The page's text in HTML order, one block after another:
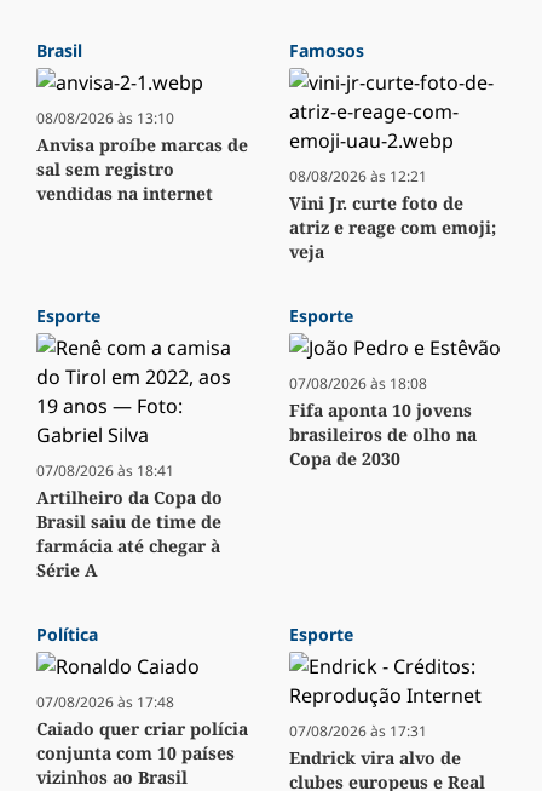
Brasil
08/08/2026 às 13:10
Anvisa proíbe marcas de
sal sem registro
vendidas na internet
Famosos
08/08/2026 às 12:21
Vini Jr. curte foto de
atriz e reage com emoji;
veja
Esporte
07/08/2026 às 18:41
Artilheiro da Copa do
Brasil saiu de time de
farmácia até chegar à
Série A
Esporte
07/08/2026 às 18:08
Fifa aponta 10 jovens
brasileiros de olho na
Copa de 2030
Política
07/08/2026 às 17:48
Caiado quer criar polícia
conjunta com 10 países
vizinhos ao Brasil
Esporte
07/08/2026 às 17:31
Endrick vira alvo de
clubes europeus e Real